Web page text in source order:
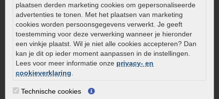
plaatsen derden marketing cookies om gepersonaliseerde
advertenties te tonen. Met het plaatsen van marketing
cookies worden persoonsgegevens verwerkt. Je geeft
toestemming voor deze verwerking wanneer je hieronder
een vinkje plaatst. Wil je niet alle cookies accepteren? Dan
kan je dit op ieder moment aanpassen in de instellingen.
Lees voor meer informatie onze privacy- en
cookieverklaring.
Technische cookies
Kaapstanderweg 41
8243 RB Lelystad
info@onlinetuinwarenhuis.nl
Routebeschrijving
Openingstijden
Maandag
Dinsdag